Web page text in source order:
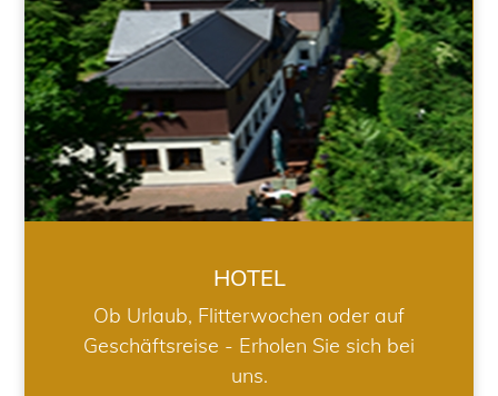
HOTEL
Ob Urlaub, Flitterwochen oder auf
Geschäftsreise - Erholen Sie sich bei
uns.